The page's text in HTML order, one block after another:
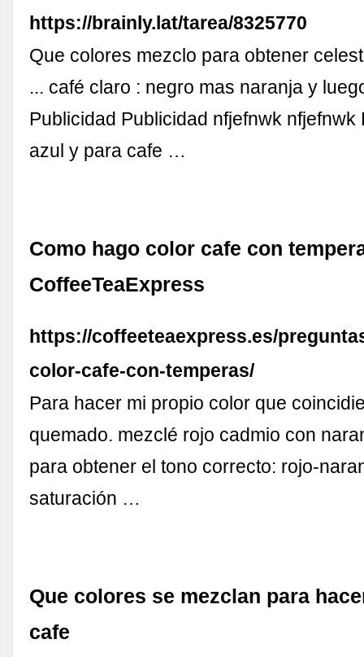
https://brainly.lat/tarea/8325770
Que colores mezclo para obtener
... café claro : negro mas naranja y
Publicidad Publicidad nfjefnwk nfjefnwk
azul y para cafe …
Como hago color cafe con
CoffeeTeaExpress
https://coffeeteaexpress.es/
color-cafe-con-temperas/
Para hacer mi propio color que
quemado. mezclé rojo cadmio con
para obtener el tono correcto: rojo-
saturación …
Que colores se mezclan para
cafe